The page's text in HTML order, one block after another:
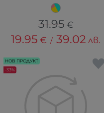
31.95 €
19.95 € / 39.02 лв.
НОВ ПРОДУКТ
-33%